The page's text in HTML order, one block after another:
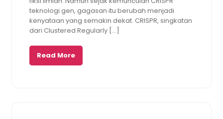
teknologi gen, gagasan itu berubah menjadi
kenyataan yang semakin dekat. CRISPR, singkatan
dari Clustered Regularly […]
Read More